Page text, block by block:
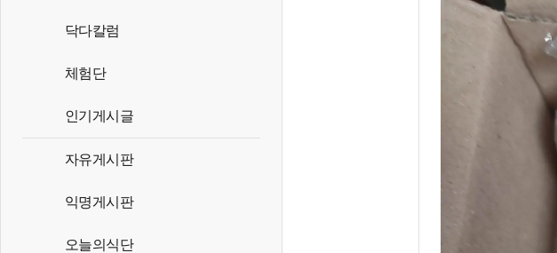
닥다칼럼
체험단
인기게시글
자유게시판
익명게시판
오늘의식단